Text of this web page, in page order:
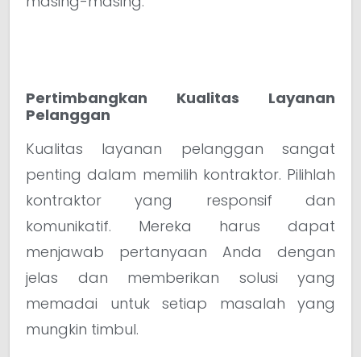
Pertimbangkan Kualitas Layanan
Pelanggan
Kualitas layanan pelanggan sangat
penting dalam memilih kontraktor. Pilihlah
kontraktor yang responsif dan
komunikatif. Mereka harus dapat
menjawab pertanyaan Anda dengan
jelas dan memberikan solusi yang
memadai untuk setiap masalah yang
mungkin timbul.